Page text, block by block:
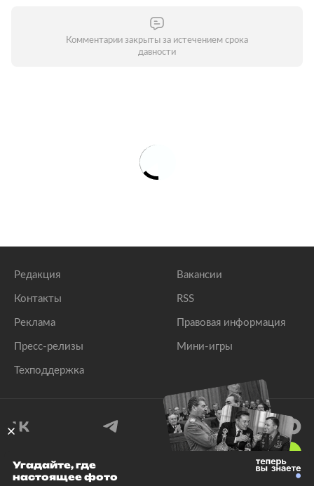
Комментарии закрыты за истечением срока
давности
Редакция
Контакты
Реклама
Пресс-релизы
Техподдержка
Вакансии
RSS
Правовая информация
Мини-игры
© 1999–2026 Все права защищены.
Угадайте, где
настоящее фото